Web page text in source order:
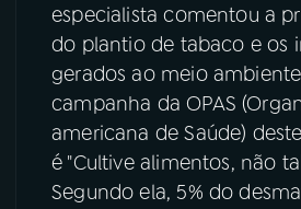
especialista comentou a
do plantio de tabaco e os
gerados ao meio
campanha da OPAS
americana de Saúde)
é "Cultive alimentos, não
Segundo ela, 5% do